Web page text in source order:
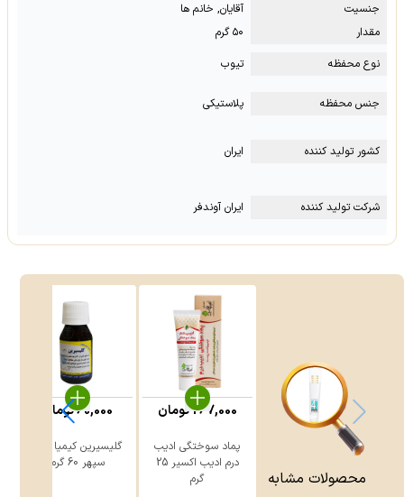
جنسیت
آقایان, خانم ها
مقدار
۵۰ گرم
نوع محفظه
تیوب
جنس محفظه پلاستیکی
کشور تولید کننده ایران
شرکت تولید کننده ایران آوندفر
محصولات مشابه
پماد سوختگی ادیب
درم ادیب اکسیر 25
گرم
267,000تومان
گلیسیرین کیمیا دارو
سپهر 60 گرم
60,000تومان